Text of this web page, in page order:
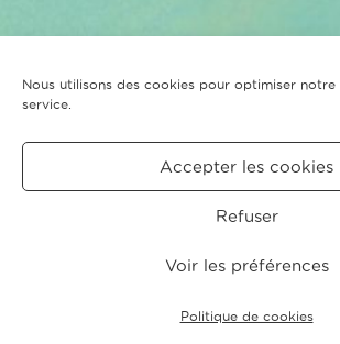
Nous utilisons des cookies pour optimiser
service.
Accepter les cookies
Refuser
Voir les préférences
Politique de cookies